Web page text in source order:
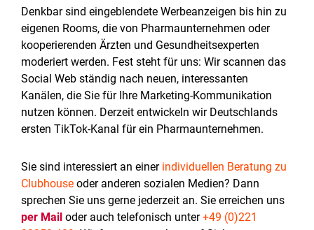
Denkbar sind eingeblendete Werbeanzeigen bis hin zu
eigenen Rooms, die von Pharmaunternehmen oder
kooperierenden Ärzten und Gesundheitsexperten
moderiert werden. Fest steht für uns: Wir scannen das
Social Web ständig nach neuen, interessanten
Kanälen, die Sie für Ihre Marketing-Kommunikation
nutzen können. Derzeit entwickeln wir Deutschlands
ersten TikTok-Kanal für ein Pharmaunternehmen.
Sie sind interessiert an einer individuellen Beratung zu
Clubhouse oder anderen sozialen Medien? Dann
sprechen Sie uns gerne jederzeit an. Sie erreichen uns
per Mail oder auch telefonisch unter+49 (0)221